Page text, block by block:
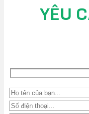
YÊU